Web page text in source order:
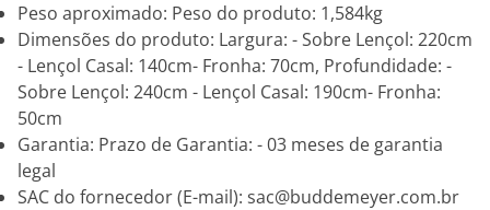
Peso aproximado: Peso do produto: 1,584kg
Dimensões do produto: Largura: - Sobre Lençol: 220cm
- Lençol Casal: 140cm- Fronha: 70cm, Profundidade: -
Sobre Lençol: 240cm - Lençol Casal: 190cm- Fronha:
50cm
Garantia: Prazo de Garantia: - 03 meses de garantia
legal
SAC do fornecedor (E-mail): sac@buddemeyer.com.br